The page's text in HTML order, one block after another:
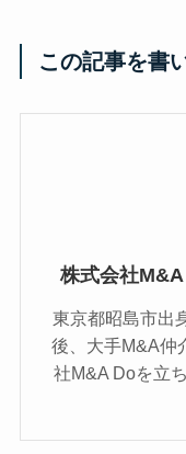
この記事を書
株式会社
東京都昭島市出
後、大手M&A仲
社M&A Doを立